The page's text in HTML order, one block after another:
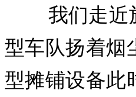
我们走近施
型车队扬着烟
型摊铺设备此